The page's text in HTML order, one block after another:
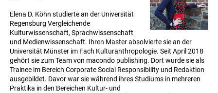
Elena D. Köhn studierte an der Universität
Regensburg Vergleichende
Kulturwissenschaft, Sprachwissenschaft
und Medienwissenschaft. Ihren Master absolvierte sie an der
Universität Münster im Fach Kulturanthropologie. Seit April 2018
gehört sie zum Team von macondo publishing. Dort wurde sie als
Trainee im Bereich Corporate Social Responsibility und Redaktion
ausgebildet. Davor war sie während ihres Studiums in mehreren
Praktika in den Bereichen Kultur- und